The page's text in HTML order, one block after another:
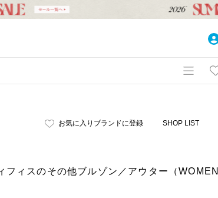
お気に入りブランドに登録 SHOP LIST
ィスのその他ブルゾン／アウター（WOMEN